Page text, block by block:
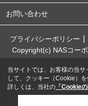
お問い合わせ
プライバシーポリシー
Copyright(c) NASコー
当サイトでは、お客様の当
して、クッキー（Cookie）を
詳しくは、当社の 「Cookie